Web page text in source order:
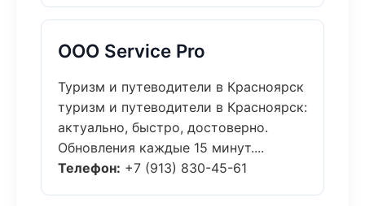
ООО Service Pro
Туризм и путеводители в Красноярск
туризм и путеводители в Красноярск:
актуально, быстро, достоверно.
Обновления каждые 15 минут....
Телефон: +7 (913) 830-45-61